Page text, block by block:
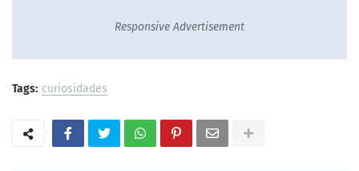
Responsive Advertisement
Tags: curiosidades